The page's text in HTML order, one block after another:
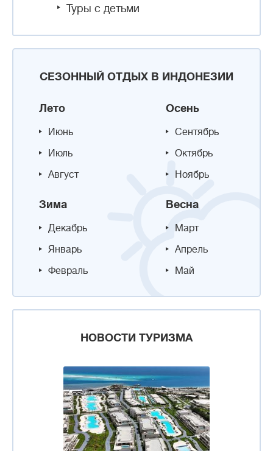
Туры с детьми
СЕЗОННЫЙ ОТДЫХ В ИНДОНЕЗИИ
Лето
Июнь
Июль
Август
Осень
Сентябрь
Октябрь
Ноябрь
Зима
Декабрь
Январь
Февраль
Весна
Март
Апрель
Май
НОВОСТИ ТУРИЗМА